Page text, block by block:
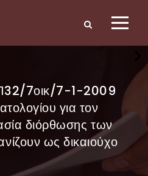
7οικ/7-1-2009
για τον
διόρθωσης των
ως δικαιούχο